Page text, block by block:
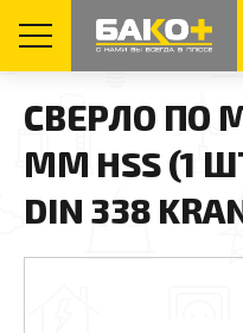
СВЕРЛО ПО
ММ HSS (1
DIN 338